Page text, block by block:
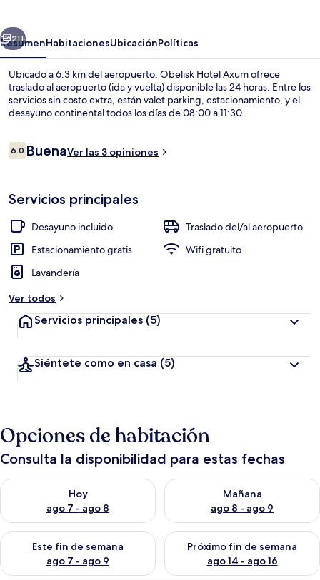
Siguiente
21+
ResumenHabitacionesUbicaciónPolíticas
Ubicado a 6.3 km del aeropuerto, Obelisk Hotel Axum ofrece
traslado al aeropuerto (ida y vuelta) disponible las 24 horas. Entre los
servicios sin costo extra, están valet parking, estacionamiento, y el
desayuno continental todos los días de 08:00 a 11:30.
Opiniones
6.06.0 de 10,
BuenaVer las 3 opiniones
Servicios principales
Desayuno incluido
Traslado del/al aeropuerto
Estacionamiento gratis
Wifi gratuito
Lavandería
Ver todos
Servicios principales (5)
Siéntete como en casa (5)
Opciones de habitación
Consulta la disponibilidad para estas fechas
Hoy
ago 7 - ago 8
Consulta la disponibilidad para hoy ago 7 - ago 8
Mañana
ago 8 - ago 9
Consulta la disponibilidad
Este fin de semana
ago 7 - ago 9
Consulta la disponibilidad para este fin de semana ago 7 -
Próximo fin de semana
ago 14 - ago 16
Consulta la disponibilidad